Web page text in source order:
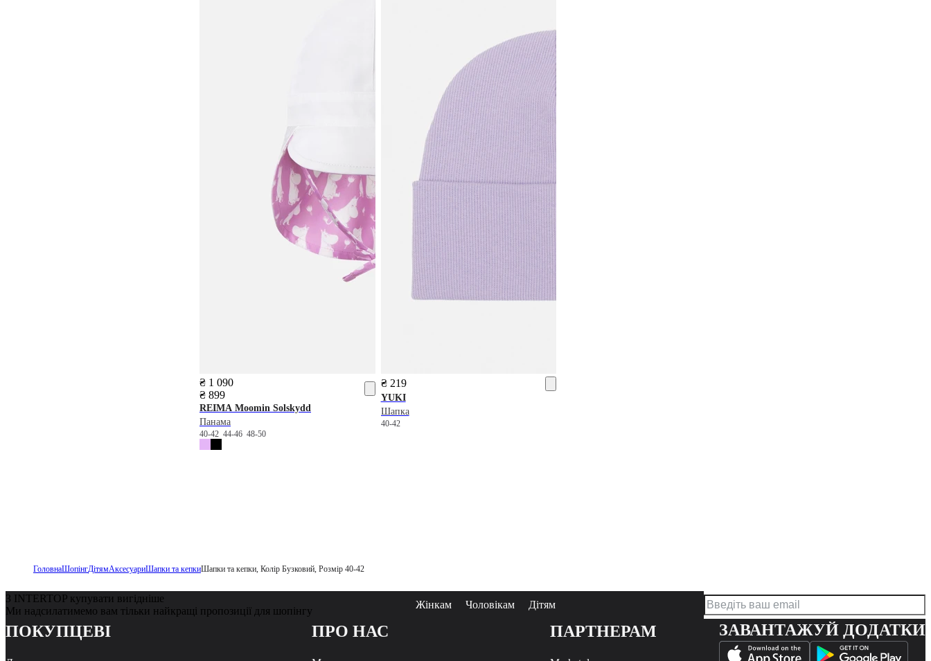
₴ 1 090
₴ 899
REIMA Moomin Solskydd
Панама
40-42 44-46 48-50
₴ 219
YUKI
Шапка
40-42
ГоловнаШопінгДітямАксесуариШапки та кепкиШапки та кепки, Колір Бузковий, Розмір 40-42
З INTERTOP купувати вигідніше
Ми надсилатимемо вам тільки найкращі пропозиції для шопінгу
Жінкам Чоловікам Дітям
ПОКУПЦЕВІ ПРО НАС ПАРТНЕРАМ ЗАВАНТАЖУЙ ДОДАТКИ